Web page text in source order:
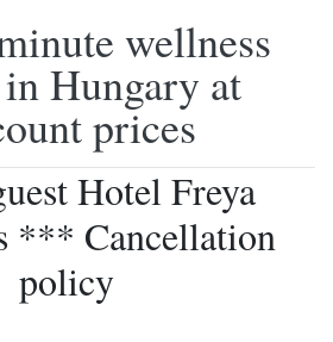
wellness
Hungary at
prices
Hotel Freya
*** Cancellation
policy